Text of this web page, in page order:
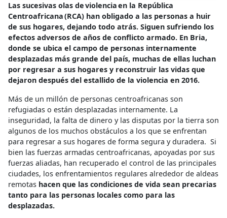
Las sucesivas olas de violencia en la República
Centroafricana (RCA) han obligado a las personas a huir
de sus hogares, dejando todo atrás. Siguen sufriendo los
efectos adversos de años de conflicto armado. En Bria,
donde se ubica el campo de personas internamente
desplazadas más grande del país, muchas de ellas luchan
por regresar a sus hogares y reconstruir las vidas que
dejaron después del estallido de la violencia en 2016.
Más de un millón de personas centroafricanas son
refugiadas o están desplazadas internamente. La
inseguridad, la falta de dinero y las disputas por la tierra son
algunos de los muchos obstáculos a los que se enfrentan
para regresar a sus hogares de forma segura y duradera. Si
bien las fuerzas armadas centroafricanas, apoyadas por sus
fuerzas aliadas, han recuperado el control de las principales
ciudades, los enfrentamientos regulares alrededor de aldeas
remotas hacen que las condiciones de vida sean precarias
tanto para las personas locales como para las
desplazadas.